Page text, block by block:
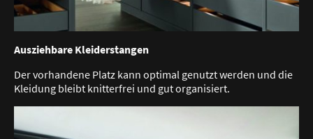
Ausziehbare Kleiderstangen
Der vorhandene Platz kann optimal genutzt werden und die
Kleidung bleibt knitterfrei und gut organisiert.